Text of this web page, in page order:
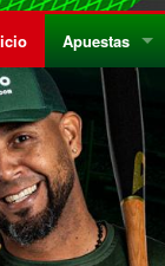
Apuestas
¿Quiénes
¿Qué es el
Privacidad
Códigos de